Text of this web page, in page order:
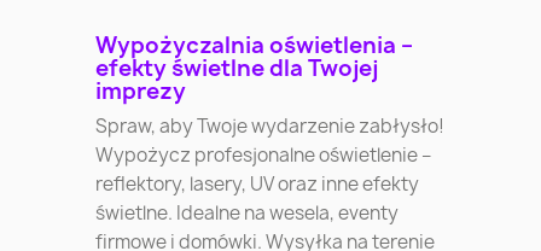
Wypożyczalnia oświetlenia –
efekty świetlne dla Twojej
imprezy
Spraw, aby Twoje wydarzenie zabłysło!
Wypożycz profesjonalne oświetlenie –
reflektory, lasery, UV oraz inne efekty
świetlne. Idealne na wesela, eventy
firmowe i domówki. Wysyłka na terenie